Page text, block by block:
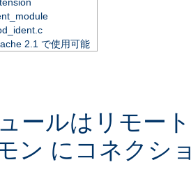
2.1 で使用可能
ールはリモー
ン にコネクシ